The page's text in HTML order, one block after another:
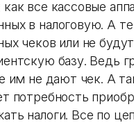
все кассовые
в налоговую. А
чеков или не
базу. Ведь
им не дают чек. А
потребность
налоги. Все по